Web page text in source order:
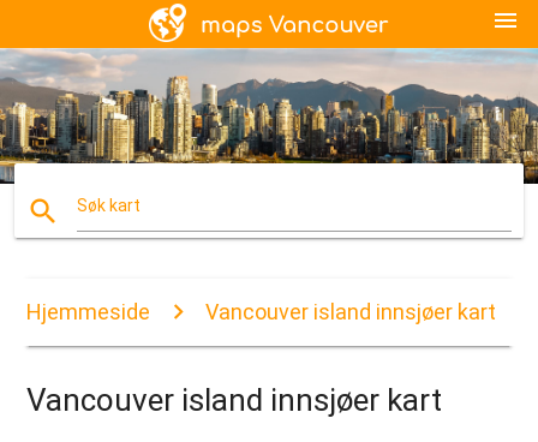
menu
search Søk kart
Hjemmeside Vancouver island innsjøer kart
Vancouver island innsjøer kart